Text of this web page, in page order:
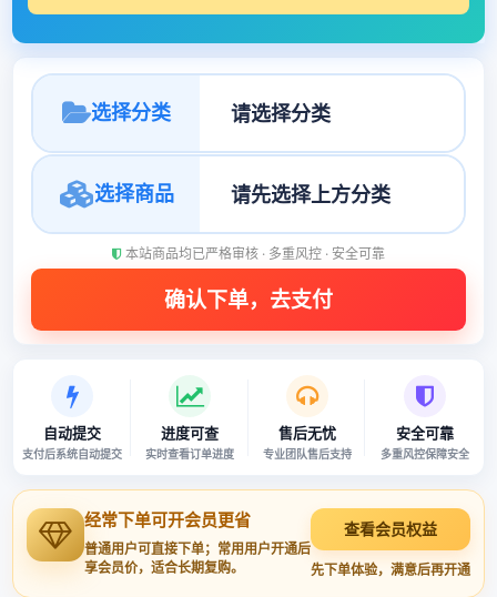
选择分类
选择商品
本站商品均已严格审核 · 多重风控 · 安全可靠
自动提交
支付后系统自动提交
进度可查
实时查看订单进度
售后无忧
专业团队售后支持
安全可靠
多重风控保障安全
经常下单可开会员更省
普通用户可直接下单；常用用户开通后
享会员价，适合长期复购。
查看会员权益
先下单体验，满意后再开通